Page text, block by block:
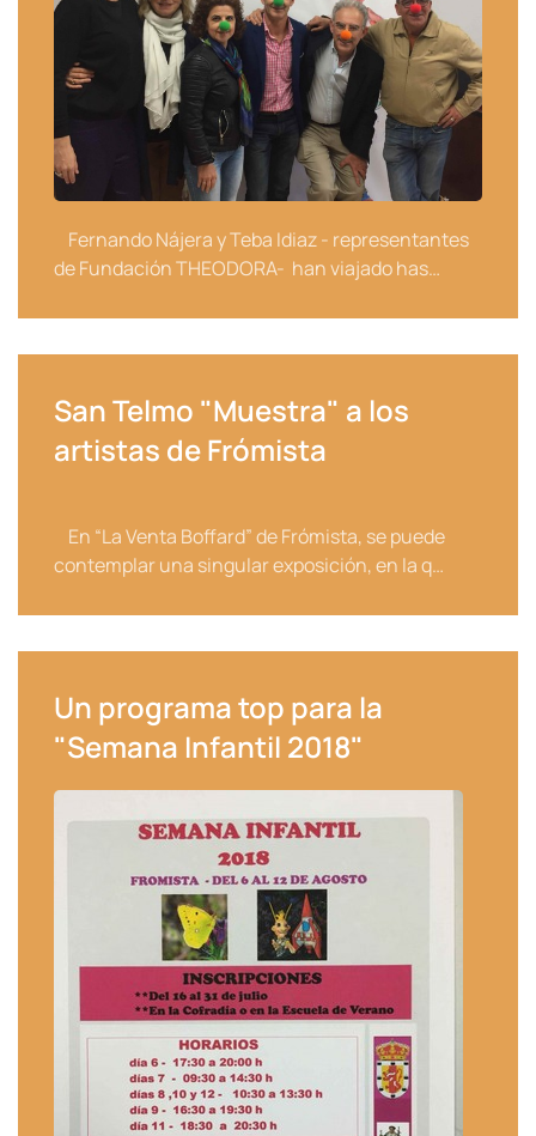
Fernando Nájera y Teba Idiaz - representantes
de Fundación THEODORA- han viajado has…
San Telmo "Muestra" a los
artistas de Frómista
En “La Venta Boffard” de Frómista, se puede
contemplar una singular exposición, en la q…
Un programa top para la
"Semana Infantil 2018"